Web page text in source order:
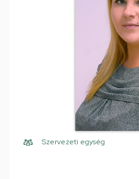
Szervezeti egység